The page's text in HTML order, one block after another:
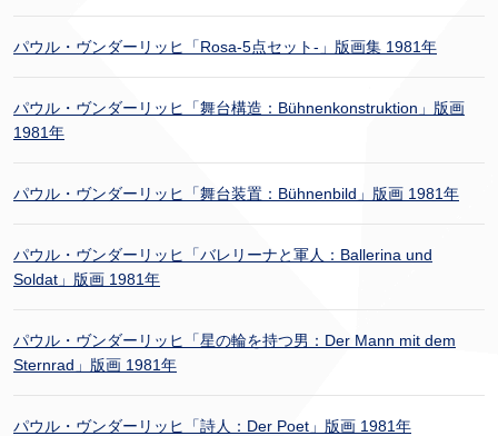
パウル・ヴンダーリッヒ「Rosa-5点セット-」版画集 1981年
パウル・ヴンダーリッヒ「舞台構造：Bühnenkonstruktion」版画
1981年
パウル・ヴンダーリッヒ「舞台装置：Bühnenbild」版画 1981年
パウル・ヴンダーリッヒ「バレリーナと軍人：Ballerina und
Soldat」版画 1981年
パウル・ヴンダーリッヒ「星の輪を持つ男：Der Mann mit dem
Sternrad」版画 1981年
パウル・ヴンダーリッヒ「詩人：Der Poet」版画 1981年